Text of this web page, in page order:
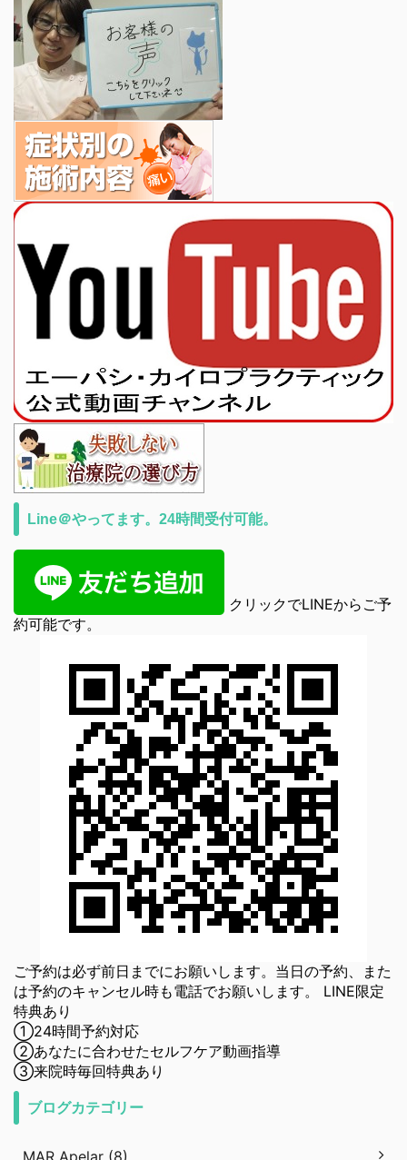
Line＠やってます。24時間受付可能。
クリックでLINEからご予
約可能です。
ご予約は必ず前日までにお願いします。当日の予約、また
は予約のキャンセル時も電話でお願いします。 LINE限定
特典あり
①24時間予約対応
②あなたに合わせたセルフケア動画指導
③来院時毎回特典あり
ブログカテゴリー
MAR Apelar (8)